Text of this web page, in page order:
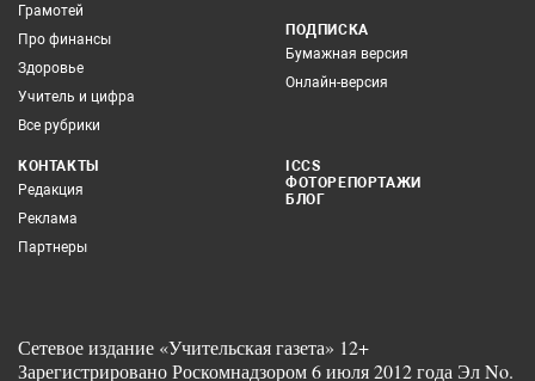
Грамотей
Про финансы
Здоровье
Учитель и цифра
Все рубрики
ПОДПИСКА
Бумажная версия
Онлайн-версия
КОНТАКТЫ
Редакция
Реклама
Партнеры
ICCS
ФОТОРЕПОРТАЖИ
БЛОГ
Сетевое издание «Учительская газета» 12+
Зарегистрировано Роскомнадзором 6 июля 2012 года Эл No.